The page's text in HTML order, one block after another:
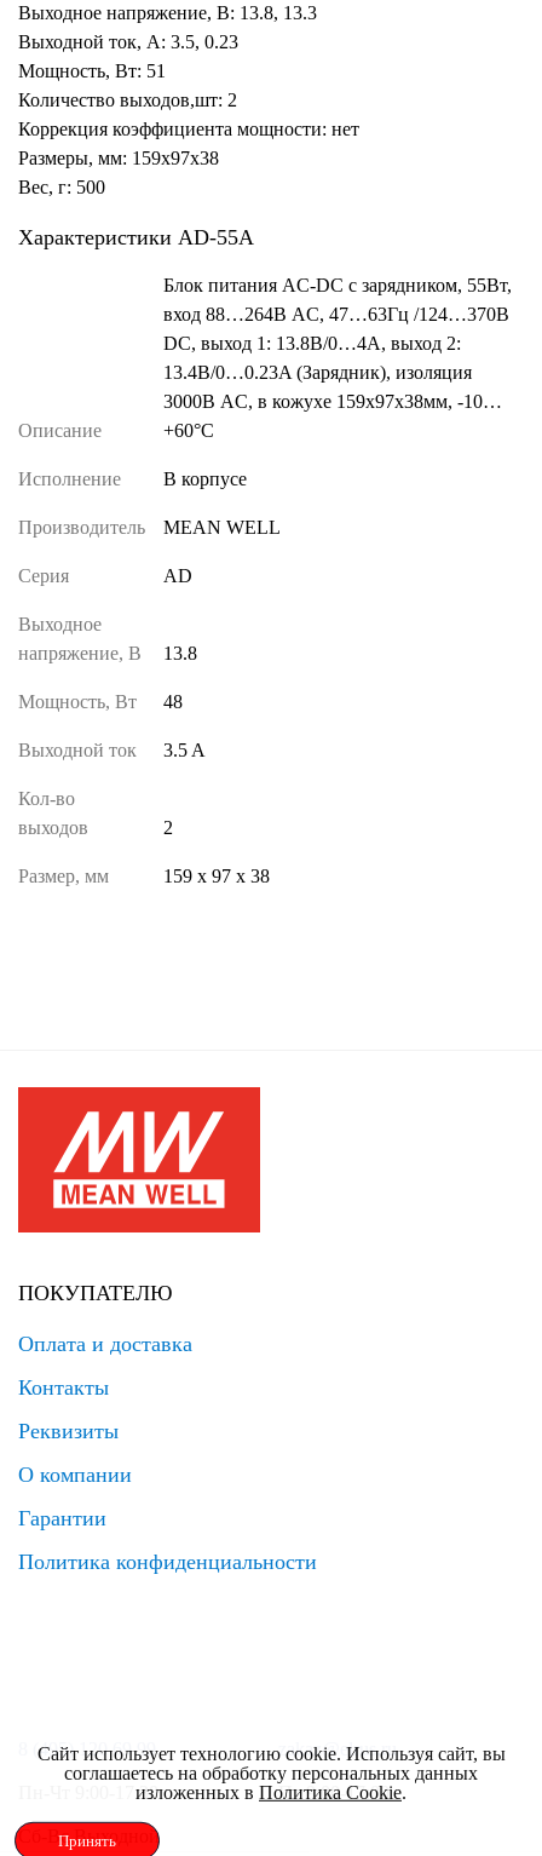
Выходное напряжение, В: 13.8, 13.3
Выходной ток, А: 3.5, 0.23
Мощность, Вт: 51
Количество выходов,шт: 2
Коррекция коэффициента мощности: нет
Размеры, мм: 159x97x38
Вес, г: 500
Характеристики AD-55A
Описание
Блок питания AC-DC с зарядником, 55Вт,
вход 88…264В AC, 47…63Гц /124…370В
DC, выход 1: 13.8В/0…4A, выход 2:
13.4В/0…0.23A (Зарядник), изоляция
3000В AC, в кожухе 159х97х38мм, -10…
+60°С
Исполнение В корпусе
Производитель MEAN WELL
Серия AD
Выходное
напряжение, В
13.8
Мощность, Вт 48
Выходной ток 3.5 A
Кол-во
выходов
2
Размер, мм 159 х 97 х 38
ПОКУПАТЕЛЮ
Оплата и доставка
Контакты
Реквизиты
О компании
Гарантии
Политика конфиденциальности
8 (495) 120 69 99 zakaz@elrus.ru
Пн-Чт 9:00-17:30 Пт 9:00-17:00
Сб-Вс Выходной
Сайт использует технологию cookie. Используя сайт, вы
соглашаетесь на обработку персональных данных
изложенных в Политика Cookie.
Принять